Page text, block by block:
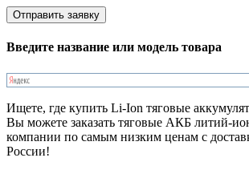
Введите название или модель товара
Ищете, где купить Li-Ion тяговые
Вы можете заказать тяговые АКБ литий-
компании по самым низким ценам с
России!